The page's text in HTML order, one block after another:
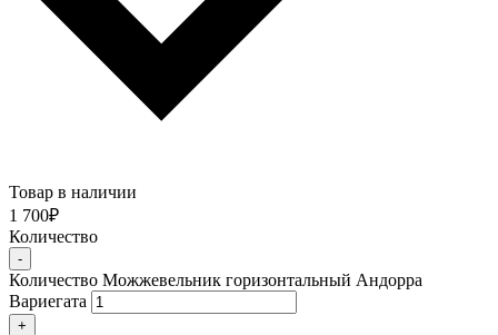
Товар в наличии
1 700₽
Количество
-
Количество Можжевельник горизонтальный Андорра
Вариегата
+